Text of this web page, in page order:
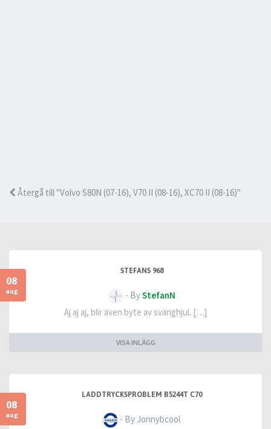
Återgå till "Volvo S80N (07-16), V70 II (08-16), XC70 II (08-16)"
08
aug
STEFANS 968
- ByStefanN
Aj aj aj, blir även byte av svänghjul. […]
VISA INLÄGG
08
aug
LADDTRYCKSPROBLEM B5244T C70
- By Jonnybcool